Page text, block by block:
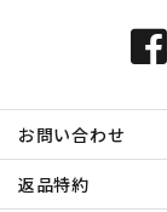
お問い合わせ
返品特約